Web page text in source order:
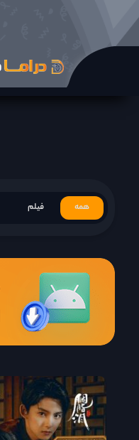
همه فیلم